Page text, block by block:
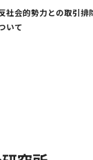
社会的勢力との取引排
いて